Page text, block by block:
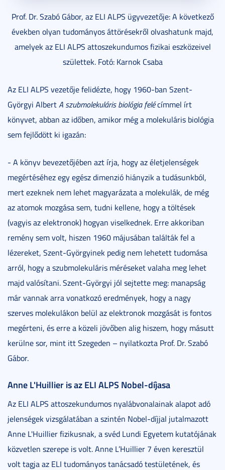
Prof. Dr. Szabó Gábor, az ELI ALPS ügyvezetője: A következő
években olyan tudományos áttörésekről olvashatunk majd,
amelyek az ELI ALPS attoszekundumos fizikai eszközeivel
születtek. Fotó: Karnok Csaba
Az ELI ALPS vezetője felidézte, hogy 1960-ban Szent-
Györgyi AlbertA szubmolekuláris biológia felécímmel írt
könyvet, abban az időben, amikor még a molekuláris biológia
sem fejlődött ki igazán:
- A könyv bevezetőjében azt írja, hogy az életjelenségek
megértéséhez egy egész dimenzió hiányzik a tudásunkból,
mert ezeknek nem lehet magyarázata a molekulák, de még
az atomok mozgása sem, tudni kellene, hogy a töltések
(vagyis az elektronok) hogyan viselkednek. Erre akkoriban
remény sem volt, hiszen 1960 májusában találták fel a
lézereket, Szent-Györgyinek pedig nem lehetett tudomása
arról, hogy a szubmolekuláris méréseket valaha meg lehet
majd valósítani. Szent-Györgyi jól sejtette meg: manapság
már vannak arra vonatkozó eredmények, hogy a nagy
szerves molekulákon belül az elektronok mozgását is fontos
megérteni, és erre a közeli jövőben alig hiszem, hogy másutt
kerülne sor, mint itt Szegeden – nyilatkozta Prof. Dr. Szabó
Gábor.
Anne L'Huillier is az ELI ALPS Nobel-díjasa
Az ELI ALPS attoszekundumos nyalábvonalainak alapot adó
jelenségek vizsgálatában a szintén Nobel-díjjal jutalmazott
Anne L'Huillier fizikusnak, a svéd Lundi Egyetem kutatójának
közvetlen szerepe is volt. Anne L’Huillier 7 éven keresztül
volt tagja az ELI tudományos tanácsadó testületének, és